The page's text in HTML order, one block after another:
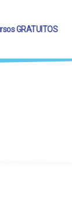
GRATUITOS